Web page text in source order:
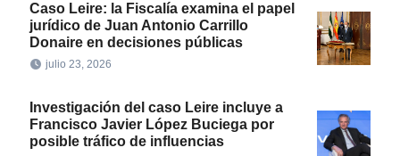
Caso Leire: la Fiscalía examina el papel
jurídico de Juan Antonio Carrillo
Donaire en decisiones públicas
julio 23, 2026
Investigación del caso Leire incluye a
Francisco Javier López Buciega por
posible tráfico de influencias